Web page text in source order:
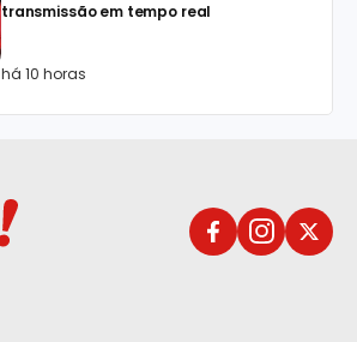
transmissão em tempo real
há 10 horas